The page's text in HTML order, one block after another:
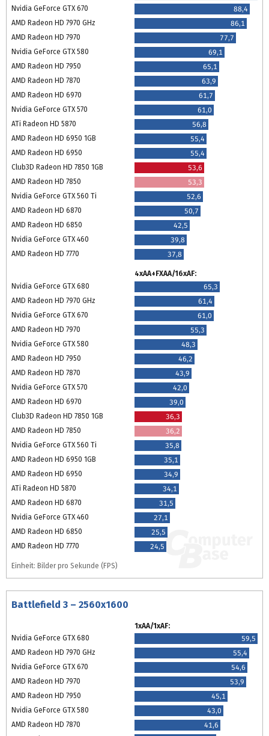
Nvidia GeForce GTX 670
88,4
AMD Radeon HD 7970 GHz
86,1
AMD Radeon HD 7970
77,7
Nvidia GeForce GTX 580
69,1
AMD Radeon HD 7950
65,1
AMD Radeon HD 7870
63,9
AMD Radeon HD 6970
61,7
Nvidia GeForce GTX 570
61,0
ATi Radeon HD 5870
56,8
AMD Radeon HD 6950 1GB
55,4
AMD Radeon HD 6950
55,4
Club3D Radeon HD 7850 1GB
53,6
AMD Radeon HD 7850
53,3
Nvidia GeForce GTX 560 Ti
52,6
AMD Radeon HD 6870
50,7
AMD Radeon HD 6850
42,5
Nvidia GeForce GTX 460
39,8
AMD Radeon HD 7770
37,8
4xAA+FXAA/16xAF:
Nvidia GeForce GTX 680
65,3
AMD Radeon HD 7970 GHz
61,4
Nvidia GeForce GTX 670
61,0
AMD Radeon HD 7970
55,3
Nvidia GeForce GTX 580
48,3
AMD Radeon HD 7950
46,2
AMD Radeon HD 7870
43,9
Nvidia GeForce GTX 570
42,0
AMD Radeon HD 6970
39,0
Club3D Radeon HD 7850 1GB
36,3
AMD Radeon HD 7850
36,2
Nvidia GeForce GTX 560 Ti
35,8
AMD Radeon HD 6950 1GB
35,1
AMD Radeon HD 6950
34,9
ATi Radeon HD 5870
34,1
AMD Radeon HD 6870
31,5
Nvidia GeForce GTX 460
27,1
AMD Radeon HD 6850
25,5
AMD Radeon HD 7770
24,5
Einheit: Bilder pro Sekunde (FPS)
Battlefield 3 – 2560x1600
1xAA/1xAF:
Nvidia GeForce GTX 680
59,5
AMD Radeon HD 7970 GHz
55,4
Nvidia GeForce GTX 670
54,6
AMD Radeon HD 7970
53,9
AMD Radeon HD 7950
45,1
Nvidia GeForce GTX 580
43,0
AMD Radeon HD 7870
41,6